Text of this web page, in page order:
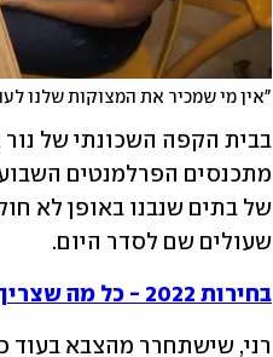
"אין מי שמכיר את המצוקות שלנו
שעולים שם לסדר היום.
בחירות 2022 - כל מה שצריך לדעת במקום אחד